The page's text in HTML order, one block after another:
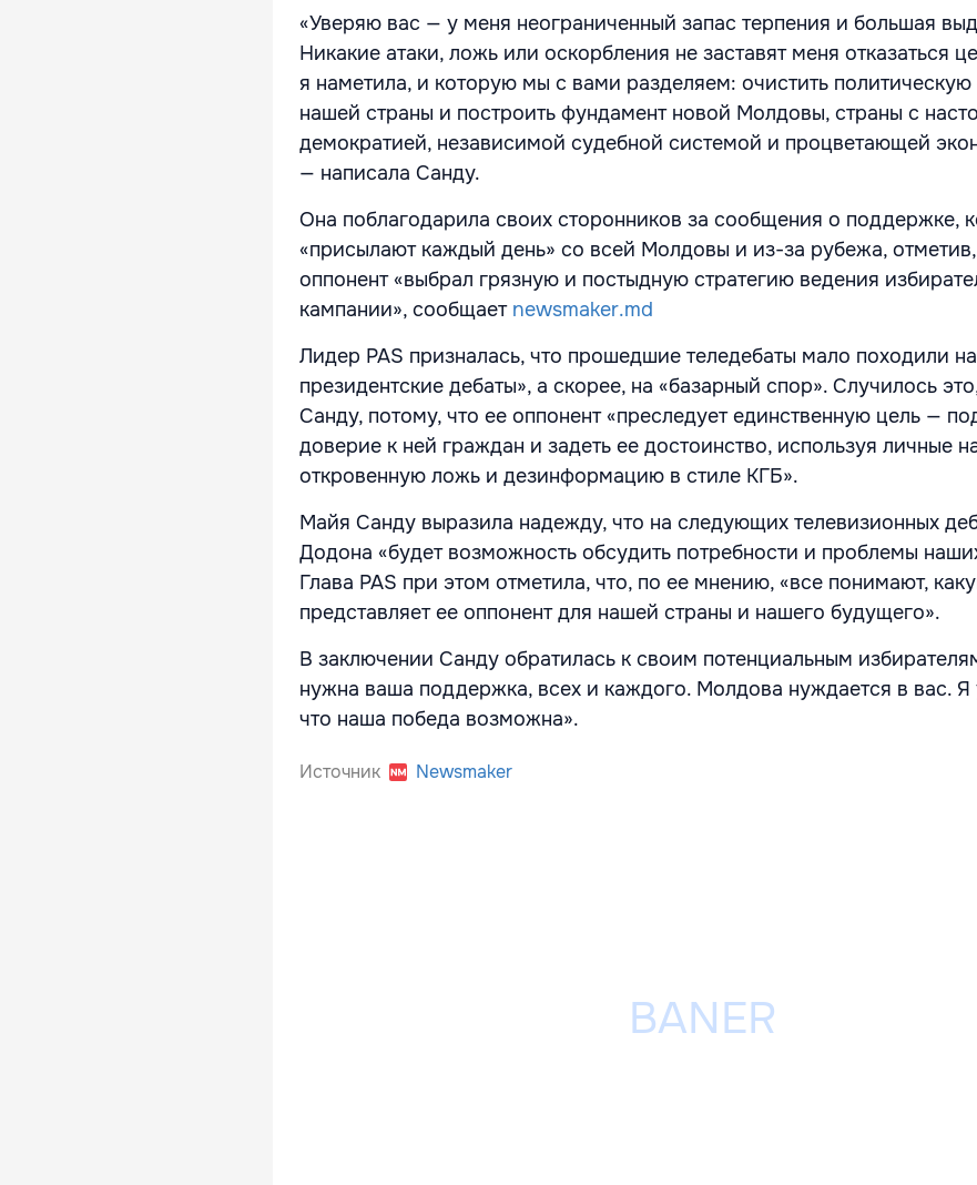
«Уверяю вас — у меня неограниченный запас терпения и большая
Никакие атаки, ложь или оскорбления не заставят меня отказаться
я наметила, и которую мы с вами разделяем: очистить политическую
нашей страны и построить фундамент новой Молдовы, страны с
демократией, независимой судебной системой и процветающей
— написала Санду.
Она поблагодарила своих сторонников за сообщения о поддержке,
«присылают каждый день» со всей Молдовы и из-за рубежа,
оппонент «выбрал грязную и постыдную стратегию ведения
кампании», сообщает newsmaker.md
Лидер PAS призналась, что прошедшие теледебаты мало походили
президентские дебаты», а скорее, на «базарный спор». Случилось
Санду, потому, что ее оппонент «преследует единственную цель —
доверие к ней граждан и задеть ее достоинство, используя личные
откровенную ложь и дезинформацию в стиле КГБ».
Майя Санду выразила надежду, что на следующих телевизионных
Додона «будет возможность обсудить потребности и проблемы
Глава PAS при этом отметила, что, по ее мнению, «все понимают,
представляет ее оппонент для нашей страны и нашего будущего».
В заключении Санду обратилась к своим потенциальным
нужна ваша поддержка, всех и каждого. Молдова нуждается в вас. Я
что наша победа возможна».
Источник Newsmaker